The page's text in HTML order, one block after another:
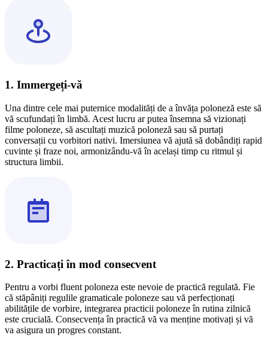
1. Immergeți-vă
Una dintre cele mai puternice modalități de a învăța poloneză este să
vă scufundați în limbă. Acest lucru ar putea însemna să vizionați
filme poloneze, să ascultați muzică poloneză sau să purtați
conversații cu vorbitori nativi. Imersiunea vă ajută să dobândiți rapid
cuvinte și fraze noi, armonizându-vă în același timp cu ritmul și
structura limbii.
2. Practicați în mod consecvent
Pentru a vorbi fluent poloneza este nevoie de practică regulată. Fie
că stăpâniți regulile gramaticale poloneze sau vă perfecționați
abilitățile de vorbire, integrarea practicii poloneze în rutina zilnică
este crucială. Consecvența în practică vă va menține motivați și vă
va asigura un progres constant.